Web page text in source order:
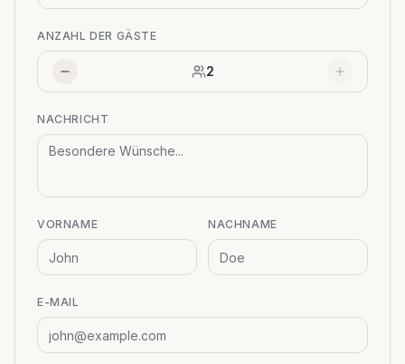
ANZAHL DER GÄSTE
2
NACHRICHT
VORNAME NACHNAME
E-MAIL